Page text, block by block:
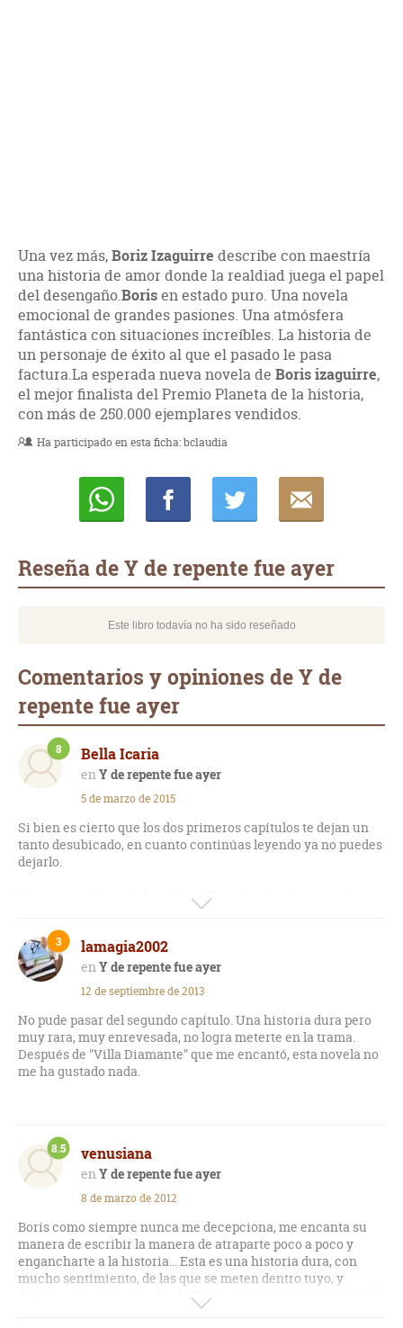
Una vez más,Boriz Izaguirre describe con maestría
una historia de amor donde la realdiad juega el papel
del desengaño.Borisen estado puro. Una novela
emocional de grandes pasiones. Una atmósfera
fantástica con situaciones increíbles. La historia de
un personaje de éxito al que el pasado le pasa
factura.La esperada nueva novela de Boris izaguirre,
el mejor finalista del Premio Planeta de la historia,
con más de 250.000 ejemplares vendidos.
Ha participado en esta ficha:bclaudia
Reseña de Y de repente fue ayer
Este libro todavía no ha sido reseñado
Comentarios y opiniones de Y de
repente fue ayer
Bella Icaria
Y de repente fue ayer
8
5 de marzo de 2015
Si bien es cierto que los dos primeros capítulos te dejan un
tanto desubicado, en cuanto continúas leyendo ya no puedes
dejarlo.
Cuenta una historia dramática, llena de sinsabores y a la vez
llena de un amor tan inocente y platónico que te hace
enamorar de los personajes.
Me ha gustado la forma en que relata cómo Efraín va
descubriendo el mundo y las palabras. A diferencia de otros
libros, el hecho de que vuelva una y otra vez al pasado, a los
mismos hechos, no resulta pesado pues es la explicación de
todo lo que va pasando.
lamagia2002
Y de repente fue ayer
3
12 de septiembre de 2013
No pude pasar del segundo capítulo. Una historia dura pero
muy rara, muy enrevesada, no logra meterte en la trama.
Después de "Villa Diamante" que me encantó, esta novela no
me ha gustado nada.
venusiana
Y de repente fue ayer
8.5
8 de marzo de 2012
Boris como siempre nunca me decepciona, me encanta su
manera de escribir la manera de atraparte poco a poco y
engancharte a la historia... Esta es una historia dura, con
mucho sentimiento, de las que se meten dentro tuyo, y
deduzco que tiene mucho de Boris su protagonista principal
aunque no sea autobiográfica... Maravilloso retrato de la Cuba